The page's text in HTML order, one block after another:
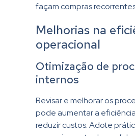
façam compras
Melhorias na
operacional
Otimização de
internos
Revisar e melhorar os
pode aumentar a
reduzir custos. Adote